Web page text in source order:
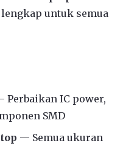
lengkap untuk semua
Perbaikan IC power,
SMD
— Semua ukuran